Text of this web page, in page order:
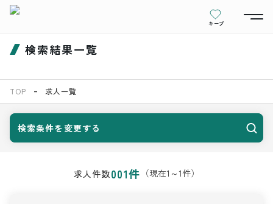
キープ
検索結果一覧
TOP 求人一覧
検索条件を変更する
求人件数001件 （現在1 ～1件）